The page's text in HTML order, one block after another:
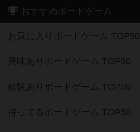
おすすめボードゲーム
お気に入りボードゲーム TOP50
興味ありボードゲーム TOP50
経験ありボードゲーム TOP50
持ってるボードゲーム TOP50